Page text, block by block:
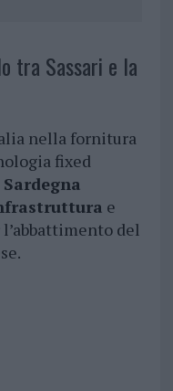
tra Sassari e la
nella fornitura
fixed
e
del